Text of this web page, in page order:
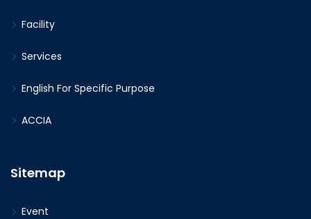
Facility
Services
English For Specific Purpose
ACCIA
Sitemap
Event